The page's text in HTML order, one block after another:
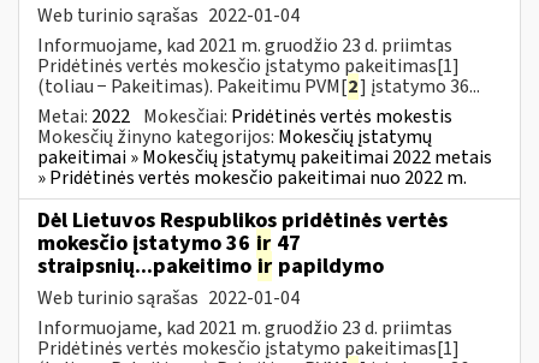
Web turinio sąrašas 2022-01-04
Informuojame, kad 2021 m. gruodžio 23 d. priimtas
Pridėtinės vertės mokesčio įstatymo pakeitimas[1]
(toliau − Pakeitimas). Pakeitimu PVM[2] įstatymo 36...
Metai: 2022 Mokesčiai: Pridėtinės vertės mokestis
Mokesčių žinyno kategorijos: Mokesčių įstatymų
pakeitimai » Mokesčių įstatymų pakeitimai 2022 metais
» Pridėtinės vertės mokesčio pakeitimai nuo 2022 m.
Dėl Lietuvos Respublikos pridėtinės vertės
mokesčio įstatymo 36 ir 47
straipsnių...pakeitimo ir papildymo
Web turinio sąrašas 2022-01-04
Informuojame, kad 2021 m. gruodžio 23 d. priimtas
Pridėtinės vertės mokesčio įstatymo pakeitimas[1]